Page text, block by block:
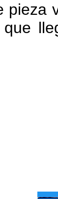
pieza
que